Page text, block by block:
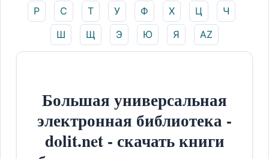
Р
С Т У Ф Х Ц
Ч
Ш
Щ Э Ю Я AZ
Большая универсальная
электронная библиотека -
dolit.net - скачать книги